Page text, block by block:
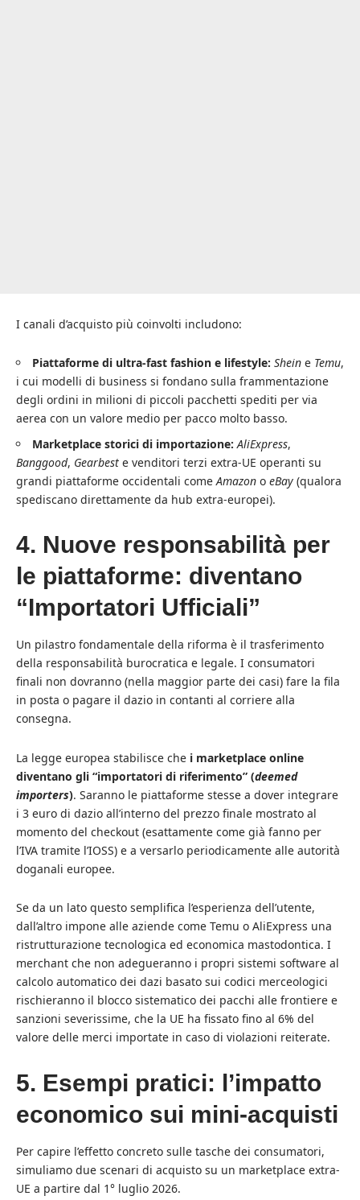
I canali d’acquisto più coinvolti includono:
Piattaforme di ultra-fast fashion e lifestyle: Shein e Temu,
i cui modelli di business si fondano sulla frammentazione
degli ordini in milioni di piccoli pacchetti spediti per via
aerea con un valore medio per pacco molto basso.
Marketplace storici di importazione: AliExpress,
Banggood, Gearbest e venditori terzi extra-UE operanti su
grandi piattaforme occidentali come Amazon o eBay (qualora
spediscano direttamente da hub extra-europei).
4. Nuove responsabilità per
le piattaforme: diventano
“Importatori Ufficiali”
Un pilastro fondamentale della riforma è il trasferimento
della responsabilità burocratica e legale. I consumatori
finali non dovranno (nella maggior parte dei casi) fare la fila
in posta o pagare il dazio in contanti al corriere alla
consegna.
La legge europea stabilisce che i marketplace online
diventano gli “importatori di riferimento” (deemed
importers). Saranno le piattaforme stesse a dover integrare
i 3 euro di dazio all’interno del prezzo finale mostrato al
momento del checkout (esattamente come già fanno per
l’IVA tramite l’IOSS) e a versarlo periodicamente alle autorità
doganali europee.
Se da un lato questo semplifica l’esperienza dell’utente,
dall’altro impone alle aziende come Temu o AliExpress una
ristrutturazione tecnologica ed economica mastodontica. I
merchant che non adegueranno i propri sistemi software al
calcolo automatico dei dazi basato sui codici merceologici
rischieranno il blocco sistematico dei pacchi alle frontiere e
sanzioni severissime, che la UE ha fissato fino al 6% del
valore delle merci importate in caso di violazioni reiterate.
5. Esempi pratici: l’impatto
economico sui mini-acquisti
Per capire l’effetto concreto sulle tasche dei consumatori,
simuliamo due scenari di acquisto su un marketplace extra-
UE a partire dal 1° luglio 2026.